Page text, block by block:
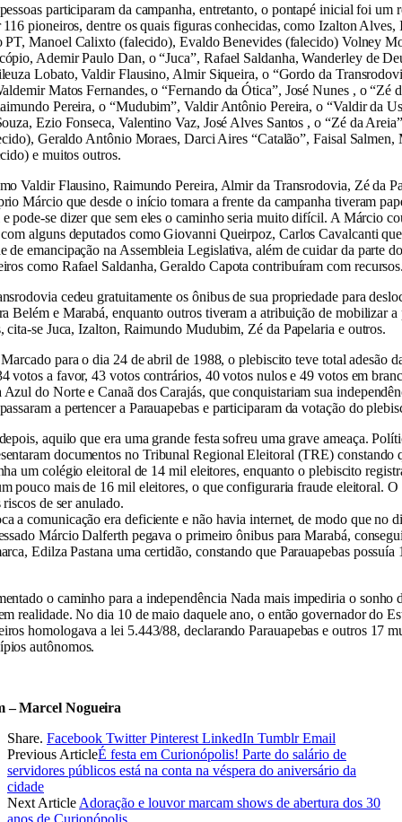
participaram da campanha, entretanto, o pontapé inicial foi um
116 pioneiros, dentre os quais figuras conhecidas, como Izalton Alves,
PT, Manoel Calixto (falecido), Evaldo Benevides (falecido) Volney
Ademir Paulo Dan, o “Juca”, Rafael Saldanha, Wanderley de
Lobato, Valdir Flausino, Almir Siqueira, o “Gordo da
Matos Fernandes, o “Fernando da Ótica”, José Nunes , o “Zé
Pereira, o “Mudubim”, Valdir Antônio Pereira, o “Valdir da
Ezio Fonseca, Valentino Vaz, José Alves Santos , o “Zé da
Geraldo Antônio Moraes, Darci Aires “Catalão”, Faisal Salmen,
e muitos outros.
Valdir Flausino, Raimundo Pereira, Almir da Transrodovia, Zé da
Márcio que desde o início tomara a frente da campanha tiveram
pode-se dizer que sem eles o caminho seria muito difícil. A Márcio
alguns deputados como Giovanni Queirpoz, Carlos Cavalcanti
de emancipação na Assembleia Legislativa, além de cuidar da parte
como Rafael Saldanha, Geraldo Capota contribuíram com
cedeu gratuitamente os ônibus de sua propriedade para
Belém e Marabá, enquanto outros tiveram a atribuição de mobilizar a
cita-se Juca, Izalton, Raimundo Mudubim, Zé da Papelaria e outros.
para o dia 24 de abril de 1988, o plebiscito teve total adesão
votos a favor, 43 votos contrários, 40 votos nulos e 49 votos em
do Norte e Canaã dos Carajás, que conquistariam sua
a pertencer a Parauapebas e participaram da votação do
aquilo que era uma grande festa sofreu uma grave ameaça.
documentos no Tribunal Regional Eleitoral (TRE) constando
um colégio eleitoral de 14 mil eleitores, enquanto o plebiscito
pouco mais de 16 mil eleitores, o que configuraria fraude eleitoral. O
de ser anulado.
a comunicação era deficiente e não havia internet, de modo que no
Márcio Dalferth pegava o primeiro ônibus para Marabá,
Edilza Pastana uma certidão, constando que Parauapebas possuía
o caminho para a independência Nada mais impediria o sonho
realidade. No dia 10 de maio daquele ano, o então governador do
homologava a lei 5.443/88, declarando Parauapebas e outros 17
autônomos.
– Marcel Nogueira
Share. Facebook Twitter Pinterest LinkedIn Tumblr Email
Previous ArticleÉ festa em Curionópolis! Parte do salário de
servidores públicos está na conta na véspera do aniversário da
cidade
Next Article Adoração e louvor marcam shows de abertura dos 30
anos de Curionópolis